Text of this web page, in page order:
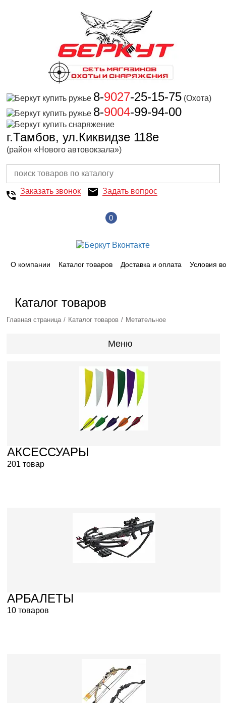
8-9027-25-15-75 (Охота)
8-9004-99-94-00
г.Тамбов, ул.Киквидзе 118е
(район «Нового автовокзала»)
Заказать звонок Задать вопрос
0
О компании Каталог товаров Доставка и оплата Условия
Каталог товаров
Главная страница Каталог товаров Метательное
Меню
АКСЕССУАРЫ
201 товар
АРБАЛЕТЫ
10 товаров